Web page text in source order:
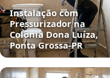
Instalação com
Pressurizador na
Colônia Dona Luíza,
Ponta Grossa‑PR